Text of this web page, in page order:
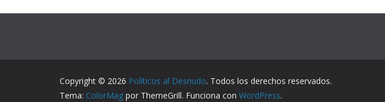
Copyright © 2026 Políticos al Desnudo. Todos los derechos reservados.
Tema: ColorMag por ThemeGrill. Funciona con WordPress.